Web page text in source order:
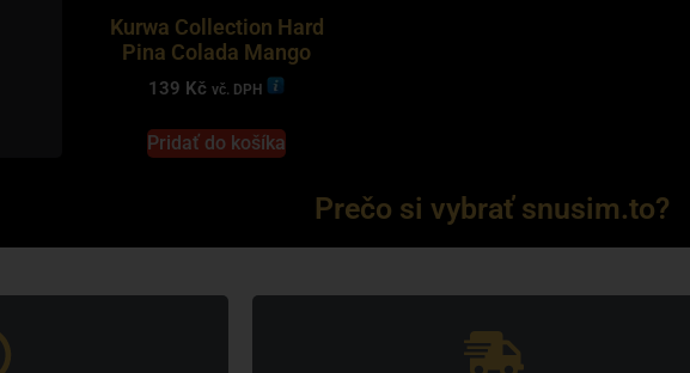
Kurwa Collection Hard
Pina Colada Mango
139 Kč vč. DPH
Pridať do košíka
Prečo si vybrať snusim.to?